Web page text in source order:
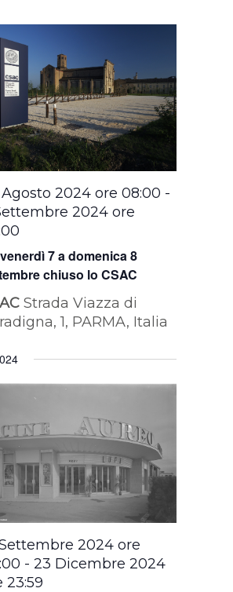
7 a domenica 8
chiuso lo CSAC
2024 ore 08:00 -
2024 ore
Strada Viazza di
1, PARMA, Italia
2024 ore
-23 Dicembre 2024
23:59